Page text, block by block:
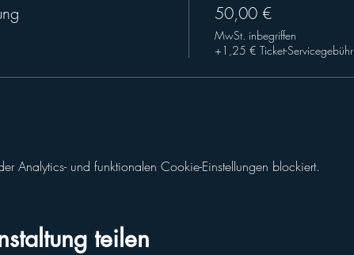
50,00 €
MwSt. inbegriffen
+1,25 € Ticket-Servicegebühr
Analytics- und funktionalen Cookie-Einstellungen blockiert.
teilen